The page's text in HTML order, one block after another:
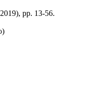
pp. 13-56.